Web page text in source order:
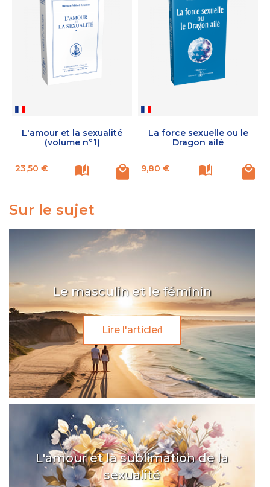
L'amour et la sexualité
(volume n°1)
Prix
23,50 €
La force sexuelle ou le
Dragon ailé
Prix
9,80 €
Sur le sujet
Le masculin et le féminin
Lire l'article
L'amour et la sublimation de la
sexualité